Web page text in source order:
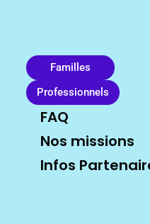
Familles
Professionnels
FAQ
Nos missions
Infos